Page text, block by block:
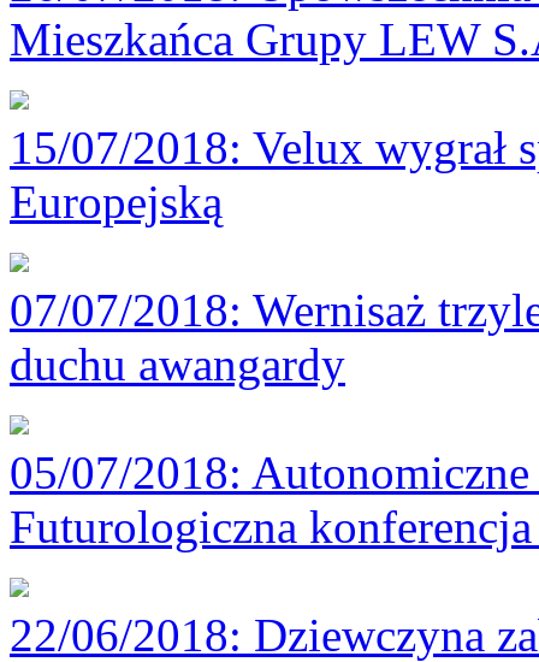
Mieszkańca Grupy LEW
15/07/2018: Velux wygrał
Europejską
07/07/2018: Wernisaż
duchu awangardy
05/07/2018:
Futurologiczna
22/06/2018: Dziewczyna